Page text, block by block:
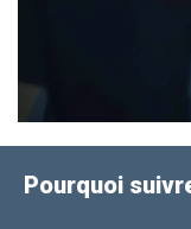
Pourquoi